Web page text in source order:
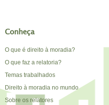
Conheça
O que é direito à moradia?
O que faz a relatoria?
Temas trabalhados
Direito à moradia no mundo
Sobre os relatores